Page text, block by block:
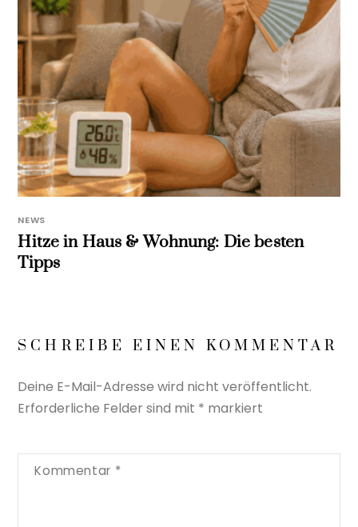
NEWS
Hitze in Haus & Wohnung: Die besten
Tipps
SCHREIBE EINEN KOMMENTAR
Deine E-Mail-Adresse wird nicht veröffentlicht.
Erforderliche Felder sind mit * markiert
Kommentar *